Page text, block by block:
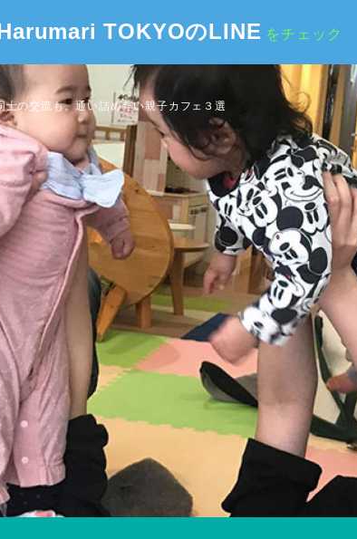
TOKYOのLINE をチェック
士の交流も。通い詰めたい親子カフェ３選